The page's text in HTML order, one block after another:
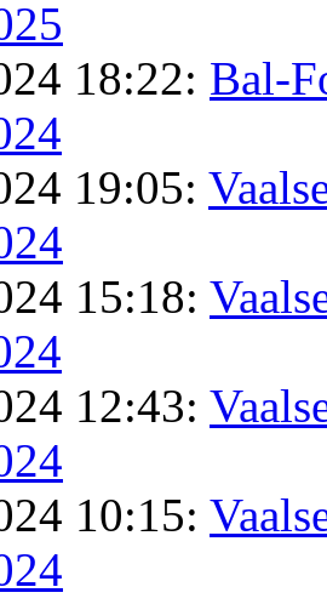
18:22: Bal-
19:05:
15:18:
12:43:
10:15: